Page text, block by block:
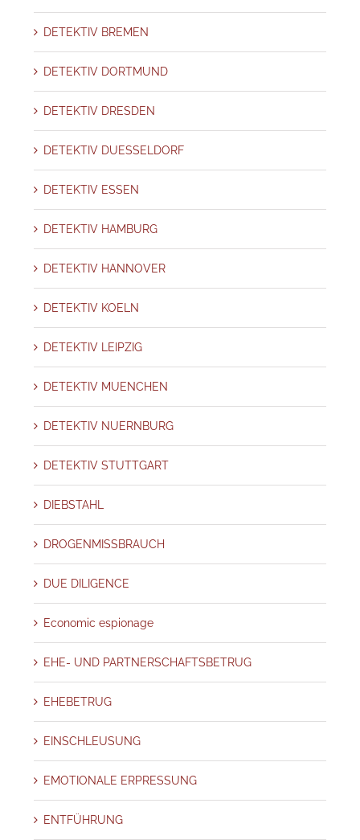
DETEKTIV BREMEN
DETEKTIV DORTMUND
DETEKTIV DRESDEN
DETEKTIV DUESSELDORF
DETEKTIV ESSEN
DETEKTIV HAMBURG
DETEKTIV HANNOVER
DETEKTIV KOELN
DETEKTIV LEIPZIG
DETEKTIV MUENCHEN
DETEKTIV NUERNBURG
DETEKTIV STUTTGART
DIEBSTAHL
DROGENMISSBRAUCH
DUE DILIGENCE
Economic espionage
EHE- UND PARTNERSCHAFTSBETRUG
EHEBETRUG
EINSCHLEUSUNG
EMOTIONALE ERPRESSUNG
ENTFÜHRUNG